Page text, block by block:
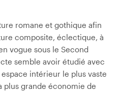
romane et gothique afin
composite, éclectique, à
vogue sous le Second
semble avoir étudié avec
intérieur le plus vaste
plus grande économie de